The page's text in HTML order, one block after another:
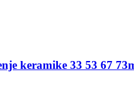
keramike 33 53 67